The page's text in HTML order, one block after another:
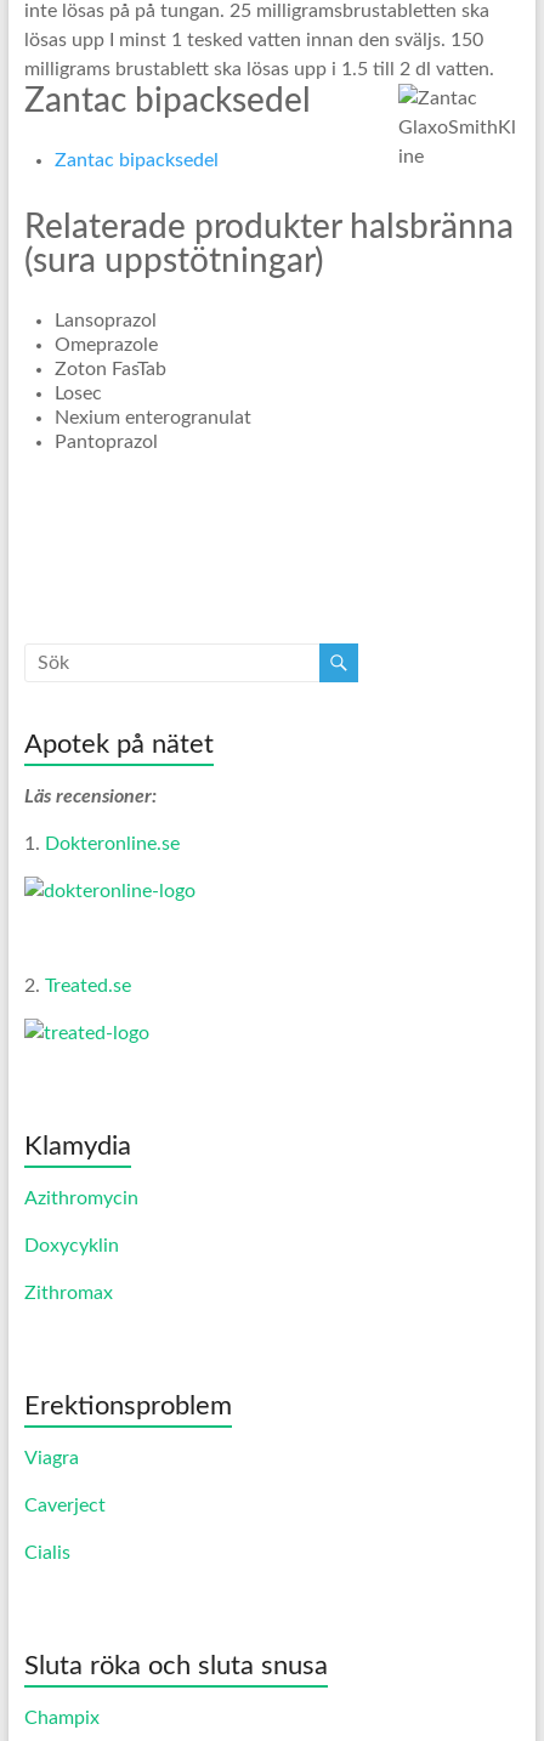
inte lösas på på tungan. 25 milligramsbrustabletten ska
lösas upp I minst 1 tesked vatten innan den sväljs. 150
milligrams brustablett ska lösas upp i 1.5 till 2 dl vatten.
Zantac bipacksedel
Zantac bipacksedel
Relaterade produkter halsbränna
(sura uppstötningar)
Lansoprazol
Omeprazole
Zoton FasTab
Losec
Nexium enterogranulat
Pantoprazol
Apotek på nätet
Läs recensioner:
1. Dokteronline.se
2. Treated.se
Klamydia
Azithromycin
Doxycyklin
Zithromax
Erektionsproblem
Viagra
Caverject
Cialis
Sluta röka och sluta snusa
Champix